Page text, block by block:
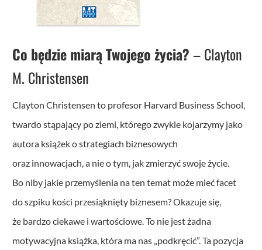
Co będzie miarą Twojego życia? – Clayton
M. Christensen
Clayton Christensen to profesor Harvard Business School,
twardo stąpający po ziemi, którego zwykle kojarzymy jako
autora książek o strategiach biznesowych
oraz innowacjach, a nie o tym, jak zmierzyć swoje życie.
Bo niby jakie przemyślenia na ten temat może mieć facet
do szpiku kości przesiąknięty biznesem? Okazuje się,
że bardzo ciekawe i wartościowe. To nie jest żadna
motywacyjna książka, która ma nas „podkręcić”. Ta pozycja